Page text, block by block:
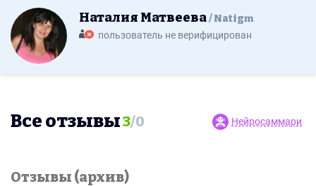
Наталия Матвеева Natigm
пользователь не верифицирован
Все отзывы3/0 Нейросаммари
Отзывы (архив)